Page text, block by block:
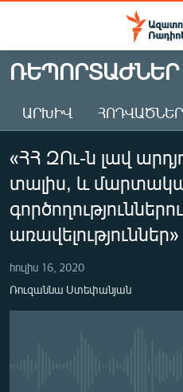
Մատչելիության
Անցնել
հիմնական
Անցնել
հիմնական
մենյուին
Որոնում
ԱԶԱՏՈՒԹՅՈՒՆ TV
ՀԱՅԱՍՏԱՆ
ԸՆՏՐՈՒԹՅՈՒՆՆԵՐ 2026
ԻՐԱՎՈՒՆՔ
ՀԱՍԱՐԱԿՈՒԹՅՈՒՆ
ՂԱՐԱԲԱՂ
ՊԱՏԵՐԱԶՄԻ 6
ՌԵՊՈՐՏԱԺՆԵՐ
ԱՐԽԻՎ ՀՈԴՎԱԾՆԵՐ
«ՀՀ ԶՈւ-ն լավ
տալիս, և
առավելություններ»
հուլիս 16, 2020
Ռուզաննա Ստեփանյան